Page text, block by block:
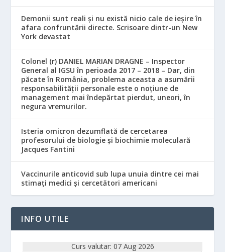
Demonii sunt reali și nu există nicio cale de ieșire în
afara confruntării directe. Scrisoare dintr-un New
York devastat
Colonel (r) DANIEL MARIAN DRAGNE – Inspector
General al IGSU în perioada 2017 – 2018 – Dar, din
păcate în România, problema aceasta a asumării
responsabilităţii personale este o noţiune de
management mai îndepărtat pierdut, uneori, în
negura vremurilor.
Isteria omicron dezumflată de cercetarea
profesorului de biologie și biochimie moleculară
Jacques Fantini
Vaccinurile anticovid sub lupa unuia dintre cei mai
stimați medici și cercetători americani
INFO UTILE
Curs valutar: 07 Aug 2026